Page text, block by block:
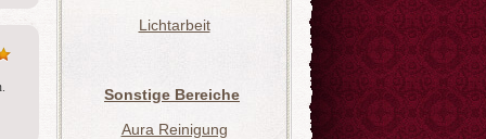
Lichtarbeit
Sonstige Bereiche
Aura Reinigung